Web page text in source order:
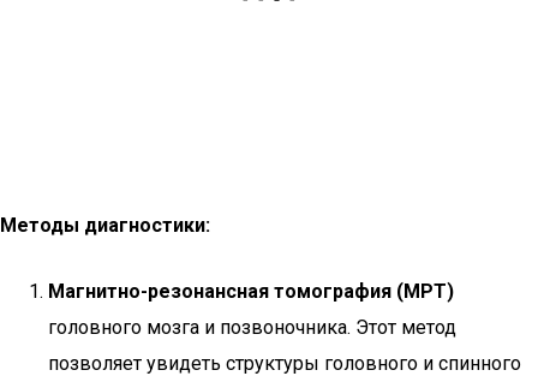
Методы диагностики:
Магнитно-резонансная томография (МРТ)
головного мозга и позвоночника. Этот метод
позволяет увидеть структуры головного и спинного